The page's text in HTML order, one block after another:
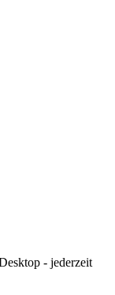
- jederzeit